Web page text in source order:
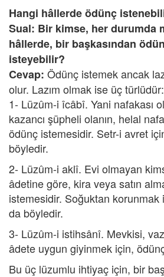
Hangi hâllerde ödünç
Sual: Bir kimse, her durumda
hâllerde, bir başkasından
isteyebilir?
Cevap: Ödünç istemek ancak
olur. Lazım olmak ise üç türlüdür:
1- Lüzûm-i îcâbî. Yani nafakası
kazancı şüpheli olanın, helal
ödünç istemesidir. Setr-i avret
böyledir.
2- Lüzûm-i aklî. Evi olmayan
âdetine göre, kira veya satın
istemesidir. Soğuktan korunmak
da böyledir.
3- Lüzûm-i istihsânî. Mevkisi,
âdete uygun giyinmek için,
Bu üç lüzumlu ihtiyaç için, bir